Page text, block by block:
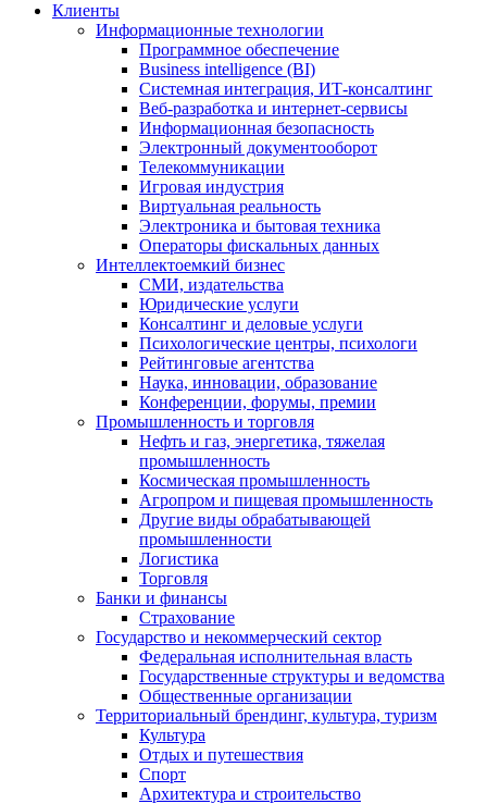
Клиенты
Информационные технологии
Программное обеспечение
Business intelligence (BI)
Системная интеграция, ИТ-консалтинг
Веб-разработка и интернет-сервисы
Информационная безопасность
Электронный документооборот
Телекоммуникации
Игровая индустрия
Виртуальная реальность
Электроника и бытовая техника
Операторы фискальных данных
Интеллектоемкий бизнес
СМИ, издательства
Юридические услуги
Консалтинг и деловые услуги
Психологические центры, психологи
Рейтинговые агентства
Наука, инновации, образование
Конференции, форумы, премии
Промышленность и торговля
Нефть и газ, энергетика, тяжелая
промышленность
Космическая промышленность
Агропром и пищевая промышленность
Другие виды обрабатывающей
промышленности
Логистика
Торговля
Банки и финансы
Страхование
Государство и некоммерческий сектор
Федеральная исполнительная власть
Государственные структуры и ведомства
Общественные организации
Территориальный брендинг, культура, туризм
Культура
Отдых и путешествия
Спорт
Архитектура и строительство